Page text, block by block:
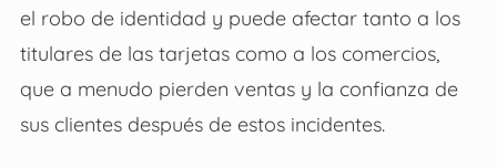
el robo de identidad y puede afectar tanto a los
titulares de las tarjetas como a los comercios,
que a menudo pierden ventas y la confianza de
sus clientes después de estos incidentes.